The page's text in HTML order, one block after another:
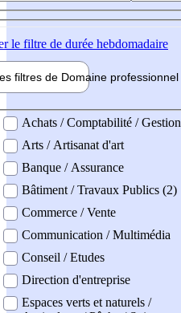
le filtre de durée hebdomadaire
filtres de Domaine professionnel
professionel
Achats / Comptabilité / Gestion
Arts / Artisanat d'art
Banque / Assurance
Bâtiment / Travaux Publics (2)
Commerce / Vente
Communication / Multimédia
Conseil / Etudes
Direction d'entreprise
Espaces verts et naturels /